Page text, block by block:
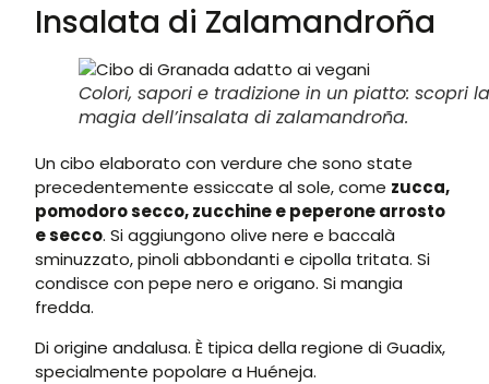
Insalata di Zalamandroña
Colori, sapori e tradizione in un piatto: scopri la
magia dell’insalata di zalamandroña.
Un cibo elaborato con verdure che sono state
precedentemente essiccate al sole, come zucca,
pomodoro secco, zucchine e peperone arrosto
e secco. Si aggiungono olive nere e baccalà
sminuzzato, pinoli abbondanti e cipolla tritata. Si
condisce con pepe nero e origano. Si mangia
fredda.
Di origine andalusa. È tipica della regione di Guadix,
specialmente popolare a Huéneja.